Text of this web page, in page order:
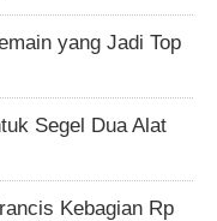
yang Jadi Top
Segel Dua Alat
Kebagian Rp